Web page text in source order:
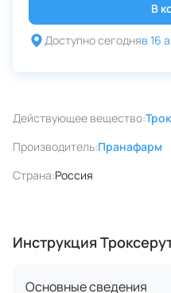
В
Доступно сегодняв 16
Действующее вещество:
Производитель:Пранафарм
Страна:Россия
Инструкция
Основные сведения